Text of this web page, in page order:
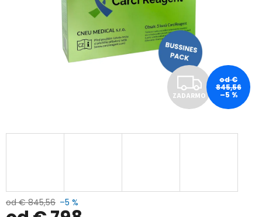
Z
A
D
ZADARMO
od €
845,56
–5 %
od € 845,56 –5 %